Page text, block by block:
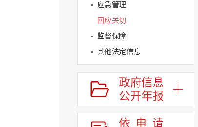
应急管理
回应关切
监督保障
其他法定信息
政府信息
公开年报
依申请